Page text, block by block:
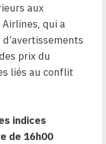
aux
qui a
prix du
liés au conflit
indices
de 16h00